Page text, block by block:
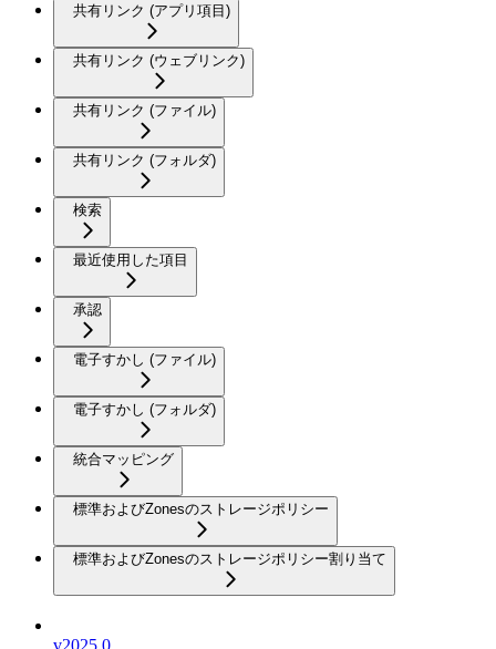
共有リンク (アプリ項目)
共有リンク (ウェブリンク)
共有リンク (ファイル)
共有リンク (フォルダ)
検索
最近使用した項目
承認
電子すかし (ファイル)
電子すかし (フォルダ)
統合マッピング
標準およびZonesのストレージポリシー
標準およびZonesのストレージポリシー割り当て